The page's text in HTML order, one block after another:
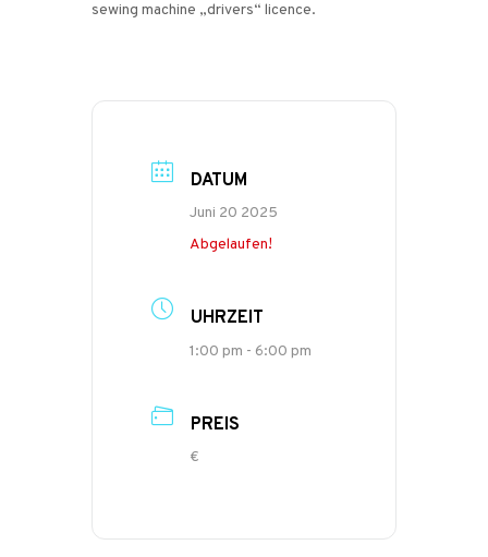
sewing machine „drivers“ licence.
DATUM
Juni 20 2025
Abgelaufen!
UHRZEIT
1:00 pm - 6:00 pm
PREIS
€